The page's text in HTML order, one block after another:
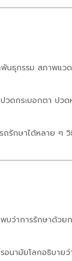
กรรม สภาพแว
กระบอกตา ปว
ถรักษาได้หลาย ๆ
บว่าการรักษาด้
มัยโลกอธิบายว่